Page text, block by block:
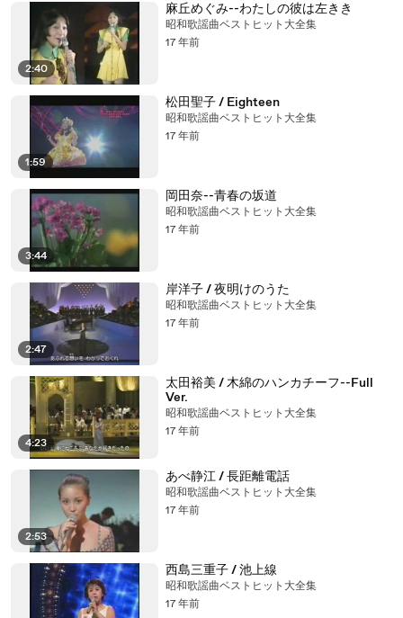
2:40
麻丘めぐみ--わたしの彼は左きき
昭和歌謡曲ベストヒット大全集
17 年前
1:59
松田聖子 / Eighteen
昭和歌謡曲ベストヒット大全集
17 年前
3:44
岡田奈--青春の坂道
昭和歌謡曲ベストヒット大全集
17 年前
2:47
岸洋子 / 夜明けのうた
昭和歌謡曲ベストヒット大全集
17 年前
4:23
太田裕美 / 木綿のハンカチーフ--Full
Ver.
昭和歌謡曲ベストヒット大全集
17 年前
2:53
あべ静江 / 長距離電話
昭和歌謡曲ベストヒット大全集
17 年前
西島三重子 / 池上線
昭和歌謡曲ベストヒット大全集
17 年前